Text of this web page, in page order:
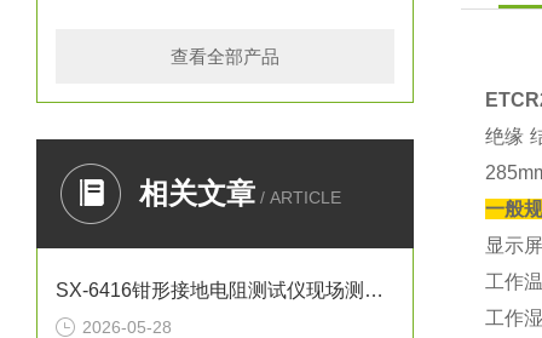
查看全部产品
相关文章 / ARTICLE
SX-6416钳形接地电阻测试仪现场测量操作规范
2026-05-28
绝缘
一般
显示
工作
工作